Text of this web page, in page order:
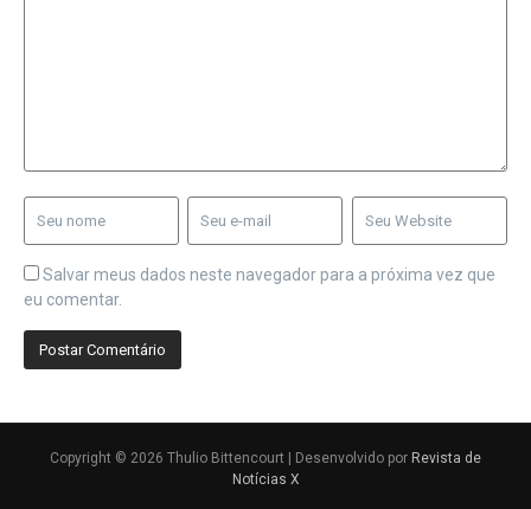
Salvar meus dados neste navegador para a próxima vez que
eu comentar.
Copyright © 2026 Thulio Bittencourt | Desenvolvido por Revista de
Notícias X